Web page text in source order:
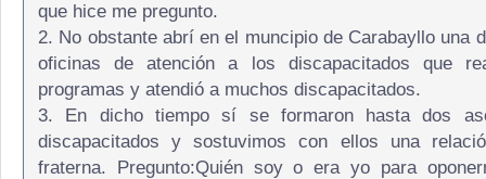
que hice me pregunto.
2. No obstante abrí en el muncipio de Carabayllo una
oficinas de atención a los discapacitados que
programas y atendió a muchos discapacitados.
3. En dicho tiempo sí se formaron hasta dos
discapacitados y sostuvimos con ellos una
fraterna. Pregunto:Quién soy o era yo para